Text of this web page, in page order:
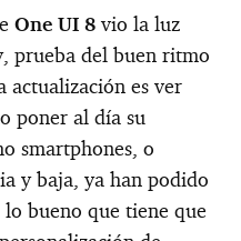
One UI 8 vio la luz
prueba del buen ritmo
actualización es ver
poner al día su
smartphones, o
y baja, ya han podido
bueno que tiene que